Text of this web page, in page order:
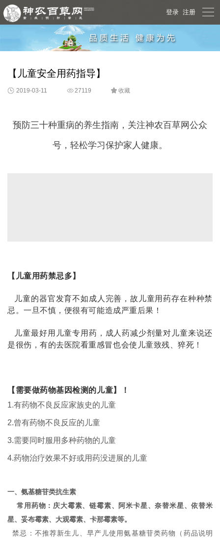
登录 注册 
【儿童安全用药指导】
2019-03-11 27119  收藏
预防三十种重病的养生指南，关注神农百草网公众
号，轻松学习保护家人健康。
【儿童用药禁忌多】
儿童的器官发育不如成人完善，故儿童用药存在种种禁
忌。一旦不慎，便很有可能造成严重后果！
儿童最好用儿童专用药，成人药减少剂量对儿童来说还
是很伤，有的去医院看重感冒也会使儿童致残、猝死！
【需要做药物基因检测的儿童】！
1.有药物不良反应家族史的儿童
2.曾有药物不良反应的儿童
3.需要同时服用多种药物的儿童
4.药物治疗效果不好或用药没进展的儿童
一、氨基糖苷类抗生素
常用药物：庆大霉素、链霉素、阿米卡星、奈替米星、依替米
星、妥布霉素、大观霉素、卡那霉素等。
禁忌：不推荐新生儿、早产儿使用氨基糖苷类药物（药品说明